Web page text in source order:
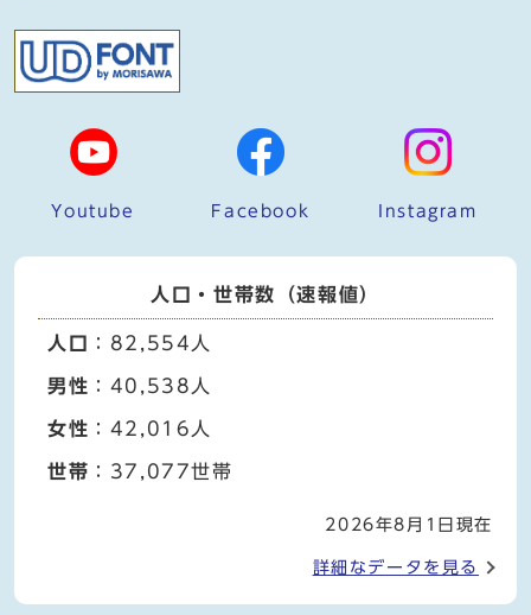
Youtube Facebook Instagram
人口・世帯数（速報値）
人口 ：82,554人
男性 ：40,538人
女性 ：42,016人
世帯 ：37,077世帯
2026年8月1日現在
詳細なデータを見る